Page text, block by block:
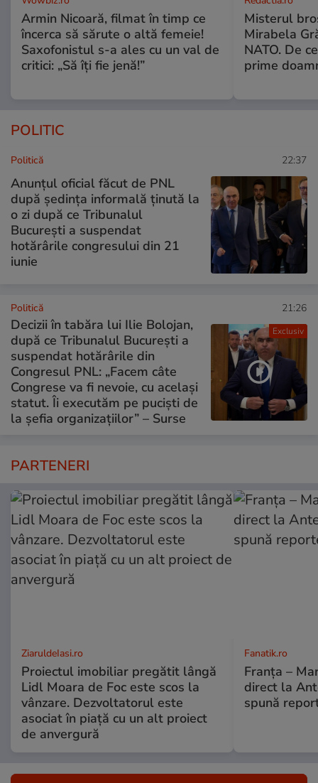
Armin Nicoară, filmat în timp ce
încerca să sărute o altă femeie!
Saxofonistul s-a ales cu un val de
critici: „Să îți fie jenă!”
Misterul
Mirabela
NATO. De
prime
POLITIC
Politică 22:37
Anunțul oficial făcut de PNL
după ședința informală ținută la
o zi după ce Tribunalul
București a suspendat
hotărârile congresului din 21
iunie
Exclusiv
Politică 21:26
Decizii în tabăra lui Ilie Bolojan,
după ce Tribunalul București a
suspendat hotărârile din
Congresul PNL: „Facem câte
Congrese va fi nevoie, cu același
statut. Îi executăm pe puciști de
la șefia organizațiilor” – Surse
PARTENERI
ZiaruldeIasi.ro
Proiectul imobiliar pregătit lângă
Lidl Moara de Foc este scos la
vânzare. Dezvoltatorul este
asociat în piață cu un alt proiect
de anvergură
Fanatik.ro
Franţa –
direct la
spună